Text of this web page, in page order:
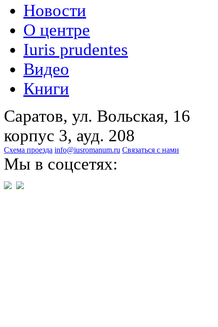
Новости
О центре
Iuris prudentes
Видео
Книги
Саратов, ул. Вольская, 16
корпус 3, ауд. 208
Схема проезда info@iusromanum.ru Связаться с нами
Мы в соцсетях: